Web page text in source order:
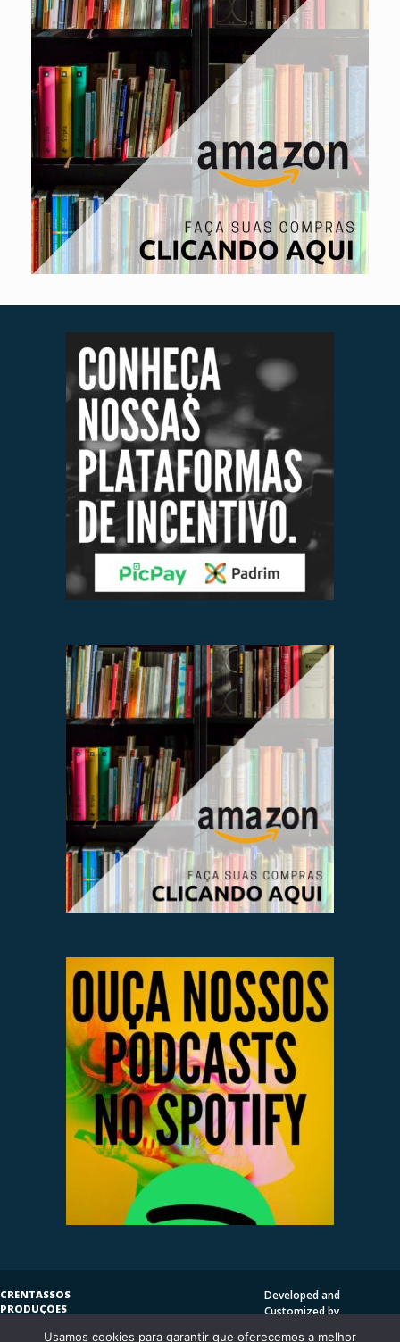
CRENTASSOS
PRODUÇÕES
COPYLEFT©2009
Developed and
Customized by
Usamos cookies para garantir que oferecemos a melhor